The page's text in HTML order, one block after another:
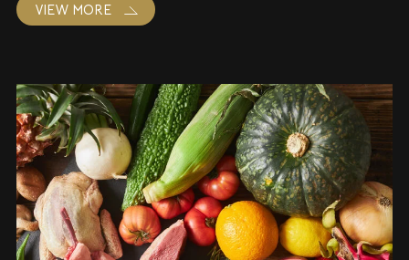
VIEW MORE